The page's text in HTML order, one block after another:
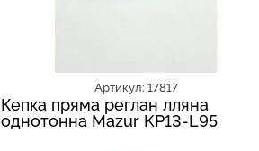
Артикул: 17817
Кепка пряма реглан лляна
однотонна Mazur KP13-L95